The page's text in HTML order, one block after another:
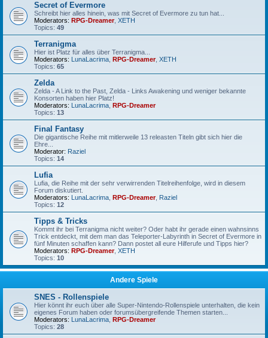
Secret of Evermore
Schreibt hier alles hinein, was mit Secret of Evermore zu tun hat...
Moderators: RPG-Dreamer, XETH
Topics: 49
Terranigma
Hier ist Platz für alles über Terranigma...
Moderators: LunaLacrima RPG-Dreamer, XETH
Topics: 65
Zelda
Zelda - A Link to the Past, Zelda - Links Awakening und weniger bekannte
Konsorten haben hier Platz!
Moderators: LunaLacrima RPG-Dreamer
Topics: 13
Final Fantasy
Die gigantische Reihe mit mitlerweile 13 releasten Titeln gibt sich hier die
Ehre...
Moderator: Raziel
Topics: 14
Lufia
Lufia, die Reihe mit der sehr verwirrenden Titelreihenfolge, wird in diesem
Forum diskutiert.
Moderators: LunaLacrima RPG-Dreamer, Raziel
Topics: 12
Tipps & Tricks
Kommt ihr bei Terranigma nicht weiter? Oder habt ihr gerade einen wahnsinns
Trick entdeckt, mit dem man das Teleporter-Labyrinth in Secret of Evermore in
fünf Minuten schaffen kann? Dann postet all eure Hilferufe und Tipps hier?
Moderators: RPG-Dreamer, XETH
Topics: 10
Andere Spiele
SNES - Rollenspiele
Hier könnt ihr euch über alle Super-Nintendo-Rollenspiele unterhalten, die kein
eigenes Forum haben oder forumsübergreifende Themen starten...
Moderators: LunaLacrima RPG-Dreamer
Topics: 28